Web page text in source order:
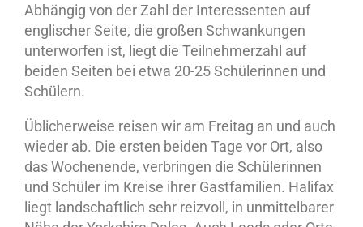
Abhängig von der Zahl der Interessenten auf
englischer Seite, die großen Schwankungen
unterworfen ist, liegt die Teilnehmerzahl auf
beiden Seiten bei etwa 20-25 Schülerinnen und
Schülern.
Üblicherweise reisen wir am Freitag an und auch
wieder ab. Die ersten beiden Tage vor Ort, also
das Wochenende, verbringen die Schülerinnen
und Schüler im Kreise ihrer Gastfamilien. Halifax
liegt landschaftlich sehr reizvoll, in unmittelbarer